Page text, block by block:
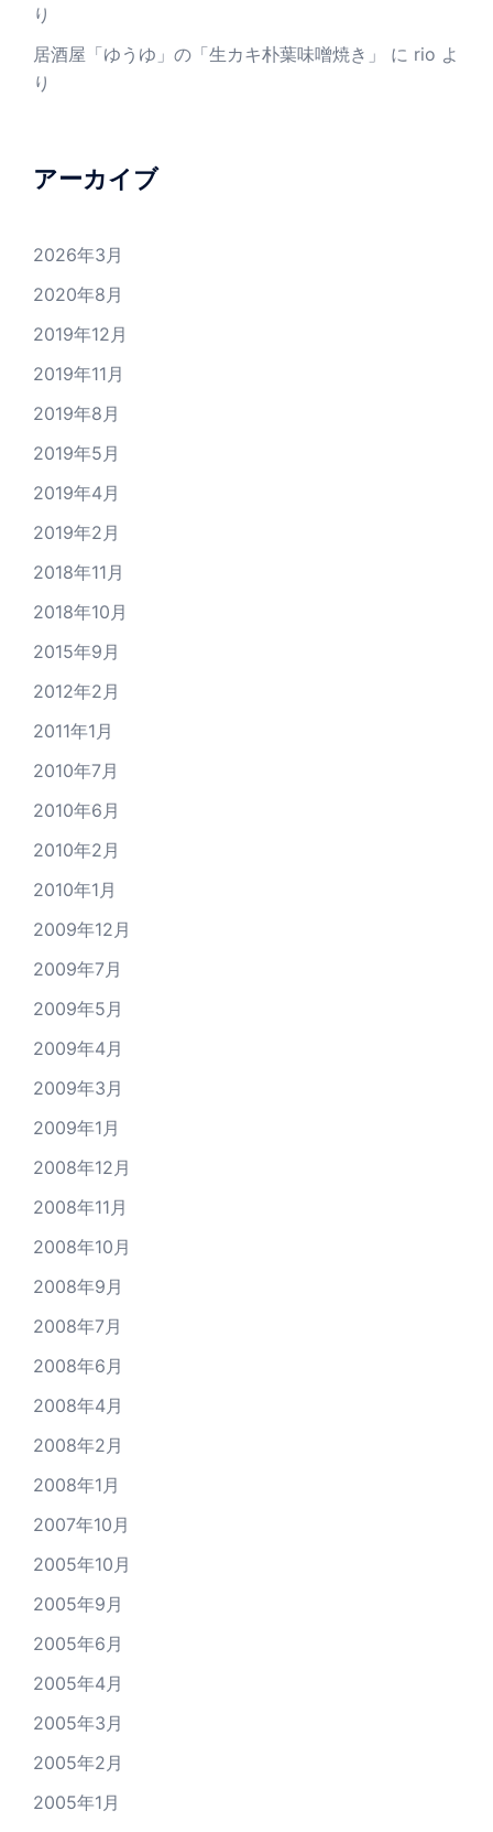
り
居酒屋「ゆうゆ」の「生カキ朴葉味噌焼き」
に rio よ
り
アーカイブ
2026年3月
2020年8月
2019年12月
2019年11月
2019年8月
2019年5月
2019年4月
2019年2月
2018年11月
2018年10月
2015年9月
2012年2月
2011年1月
2010年7月
2010年6月
2010年2月
2010年1月
2009年12月
2009年7月
2009年5月
2009年4月
2009年3月
2009年1月
2008年12月
2008年11月
2008年10月
2008年9月
2008年7月
2008年6月
2008年4月
2008年2月
2008年1月
2007年10月
2005年10月
2005年9月
2005年6月
2005年4月
2005年3月
2005年2月
2005年1月